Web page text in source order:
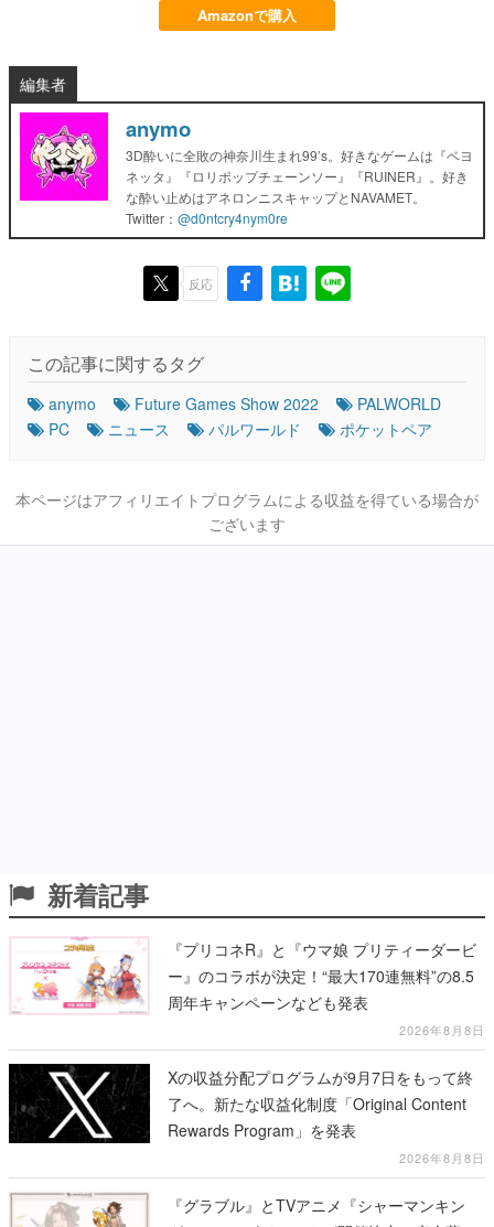
Amazonで購入
編集者
anymo
3D酔いに全敗の神奈川生まれ99’s。好きなゲームは『ベヨ
ネッタ』『ロリポップチェーンソー』『RUINER』。好き
な酔い止めはアネロンニスキャップとNAVAMET。
Twitter： @d0ntcry4nym0re
反応
この記事に関するタグ
anymo Future Games Show 2022
PALWORLD
PC
ニュース パルワールド ポケットペア
本ページはアフィリエイトプログラムによる収益を得ている場合が
ございます
新着記事
『プリコネR』と『ウマ娘 プリティーダービ
ー』のコラボが決定！“最大170連無料”の8.5
周年キャンペーンなども発表
2026年8月8日
Xの収益分配プログラムが9月7日をもって終
了へ。新たな収益化制度「Original Content
Rewards Program」を発表
2026年8月8日
『グラブル』とTVアニメ『シャーマンキン